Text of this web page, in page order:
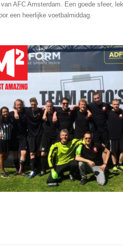
AFC Amsterdam. Een goede sfeer,
een heerlijke voetbalmiddag.